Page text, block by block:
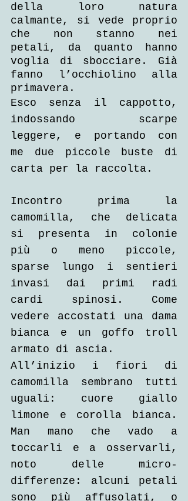
della loro natura
calmante, si vede proprio
che non stanno nei
petali, da quanto hanno
voglia di sbocciare. Già
fanno l’occhiolino alla
primavera.
Esco senza il cappotto,
indossando scarpe
leggere, e portando con
me due piccole buste di
carta per la raccolta.
Incontro prima la
camomilla, che delicata
si presenta in colonie
più o meno piccole,
sparse lungo i sentieri
invasi dai primi radi
cardi spinosi. Come
vedere accostati una dama
bianca e un goffo troll
armato di ascia.
All’inizio i fiori di
camomilla sembrano tutti
uguali: cuore giallo
limone e corolla bianca.
Man mano che vado a
toccarli e a osservarli,
noto delle micro-
differenze: alcuni petali
sono più affusolati, o